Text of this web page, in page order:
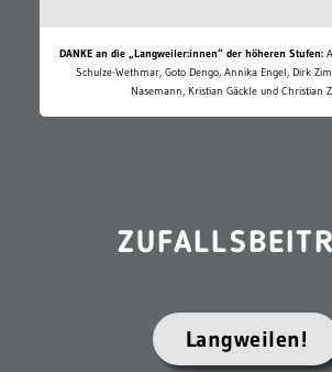
DANKE an die „Langweiler:innen“ der höheren Stufen:
Schulze-Wethmar, Goto Dengo, Annika Engel, Dirk
Nasemann, Kristian Gäckle und Christian
Langweilen!